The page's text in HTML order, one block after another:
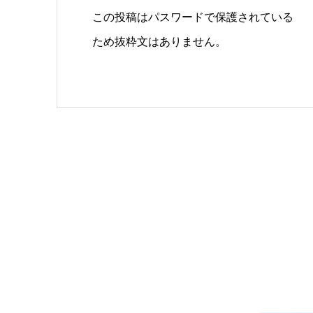
この投稿はパスワードで保護されている
ため抜粋文はありません。